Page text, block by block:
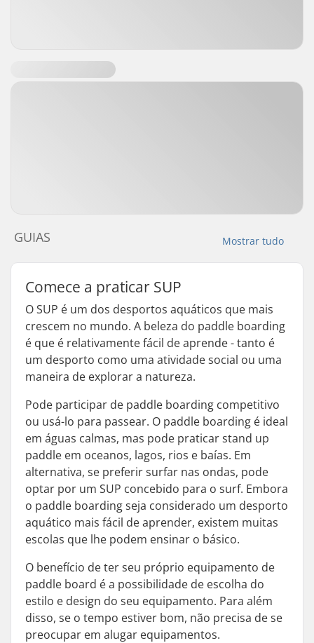
Mostrar tudo
GUIAS
Comece a praticar SUP
O SUP é um dos desportos aquáticos que mais
crescem no mundo. A beleza do paddle boarding
é que é relativamente fácil de aprende - tanto é
um desporto como uma atividade social ou uma
maneira de explorar a natureza.
Pode participar de paddle boarding competitivo
ou usá-lo para passear. O paddle boarding é ideal
em águas calmas, mas pode praticar stand up
paddle em oceanos, lagos, rios e baías. Em
alternativa, se preferir surfar nas ondas, pode
optar por um SUP concebido para o surf. Embora
o paddle boarding seja considerado um desporto
aquático mais fácil de aprender, existem muitas
escolas que lhe podem ensinar o básico.
O benefício de ter seu próprio equipamento de
paddle board é a possibilidade de escolha do
estilo e design do seu equipamento. Para além
disso, se o tempo estiver bom, não precisa de se
preocupar em alugar equipamentos.